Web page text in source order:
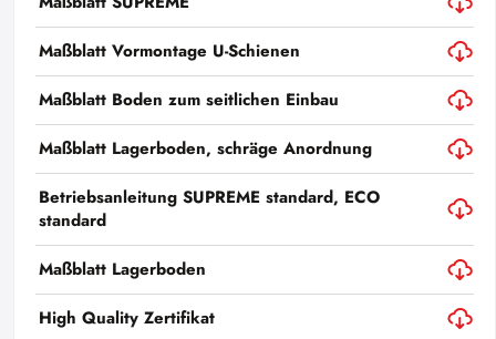
Maßblatt Vormontage U-Schienen
Maßblatt Boden zum seitlichen Einbau
Maßblatt Lagerboden, schräge Anordnung
Betriebsanleitung SUPREME standard, ECO
standard
Maßblatt Lagerboden
High Quality Zertifikat